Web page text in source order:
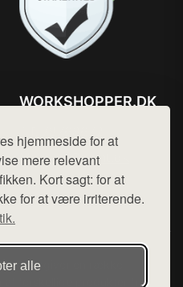
hjemmeside for at
mere relevant
Kort sagt: for at
for at være irriterende.
alle
WORKSHOPPER.DK
Mail: hej@want.dk
Cookie- og privatlivspolitik
der udgiver en række
af forskellige produkter fra